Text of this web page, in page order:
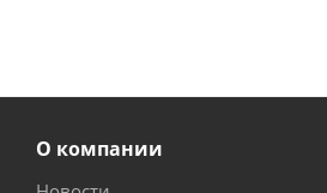
О компании